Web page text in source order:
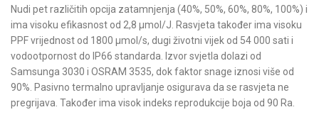
Nudi pet različitih opcija zatamnjenja (40%, 50%, 60%, 80%, 100%) i
ima visoku efikasnost od 2,8 μmol/J. Rasvjeta također ima visoku
PPF vrijednost od 1800 µmol/s, dugi životni vijek od 54 000 sati i
vodootpornost do IP66 standarda. Izvor svjetla dolazi od
Samsunga 3030 i OSRAM 3535, dok faktor snage iznosi više od
90%. Pasivno termalno upravljanje osigurava da se rasvjeta ne
pregrijava. Također ima visok indeks reprodukcije boja od 90 Ra.